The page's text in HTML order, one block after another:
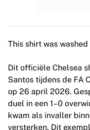
Vrouwenvoetbal in de
NWSL
Paris Saint-Germain
Arsenal WFC
Bekijk per land
Basketbal
Highlights
This shirt was
Dit officiële Chelsea
Santos tijdens de FA
op 26 april 2026.
duel in een 1–0
kwam als invaller
versterken. Dit